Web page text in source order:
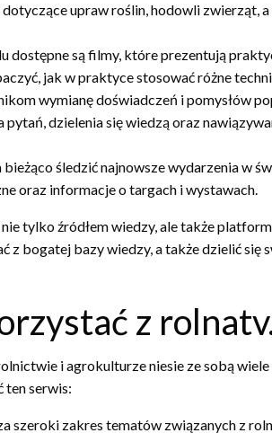
upraw roślin, hodowli zwierząt,
dostępne są filmy, które prezentują
jak w praktyce stosować różne
wymianę doświadczeń i pomysłów
pytań, dzielenia się wiedzą oraz
śledzić najnowsze wydarzenia w
oraz informacje o targach i wystawach.
tylko źródłem wiedzy, ale także
z bogatej bazy wiedzy, a także dzielić się
z
i agrokulturze niesie ze sobą
ten serwis:
szeroki zakres tematów związanych z